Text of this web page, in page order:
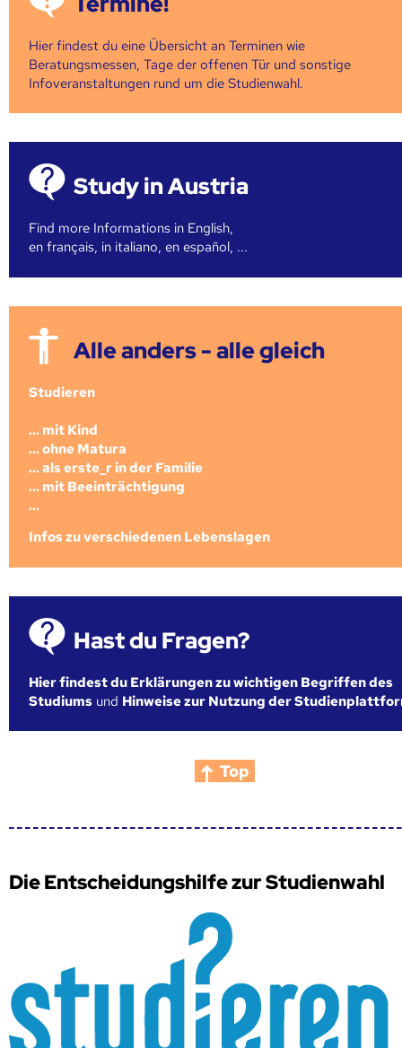
Hier findest du eine Übersicht an Terminen wie
Beratungsmessen, Tage der offenen Tür und sonstige
Infoveranstaltungen rund um die Studienwahl.
Study in Austria
Find more Informations in English,
en français, in italiano, en español, ...
Alle anders - alle gleich
Studieren
... mit Kind
... ohne Matura
... als erste_r in der Familie
... mit Beeinträchtigung
...
Infos zu verschiedenen Lebenslagen
Hast du Fragen?
Hier findest du Erklärungen zu wichtigen Begriffen des
Studiums und Hinweise zur Nutzung der
Top
Die Entscheidungshilfe zur Studienwahl